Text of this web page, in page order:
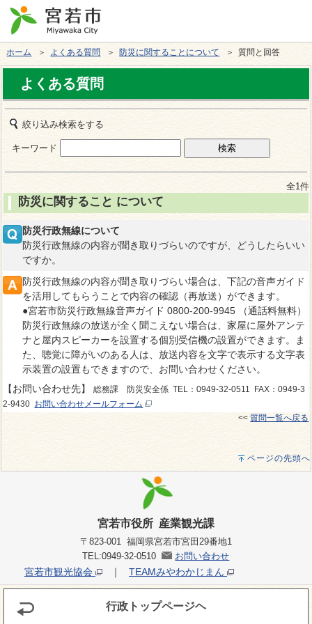
ホーム ＞ よくある質問 ＞ 防災に関することについて ＞ 質問と回答
よくある質問
絞り込み検索をする
キーワード
全1件
防災に関すること について
防災行政無線について
防災行政無線の内容が聞き取りづらいのですが、どうしたらいい
ですか。
防災行政無線の内容が聞き取りづらい場合は、下記の音声ガイド
を活用してもらうことで内容の確認（再放送）ができます。
●宮若市防災行政無線音声ガイド 0800-200-9945 （通話料無料）
防災行政無線の放送が全く聞こえない場合は、家屋に屋外アンテ
ナと屋内スピーカーを設置する個別受信機の設置ができます。ま
た、聴覚に障がいのある人は、放送内容を文字で表示する文字表
示装置の設置もできますので、お問い合わせください。
【お問い合わせ先】総務課 防災安全係 TEL：0949-32-0511 FAX：0949-3
2-9430 お問い合わせメールフォーム
<<質問一覧へ戻る
ページの先頭へ
宮若市役所 産業観光課
〒823-001 福岡県宮若市宮田29番地1
TEL:0949-32-0510
お問い合わせ
宮若市観光協会 ｜ TEAMみやわかじまん
行政トップページヘ